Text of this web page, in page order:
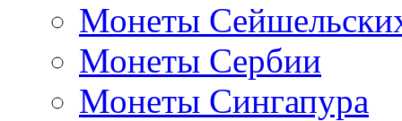
Монеты
Монеты Сербии
Монеты Сингапура